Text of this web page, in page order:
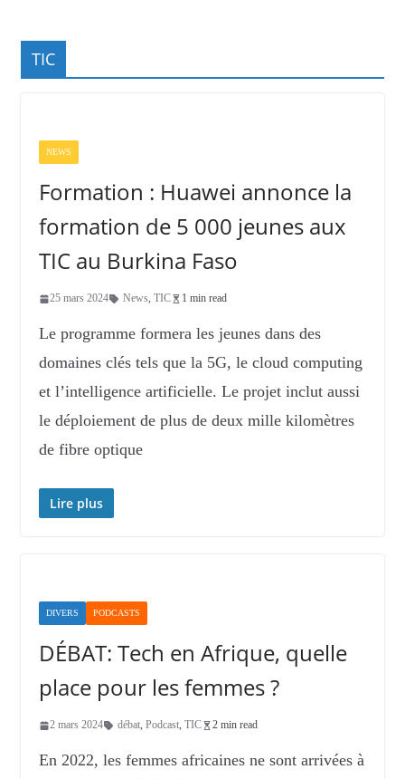
TIC
NEWS
Formation : Huawei annonce la
formation de 5 000 jeunes aux
TIC au Burkina Faso
25 mars 2024 News, TIC 1 min read
Le programme formera les jeunes dans des
domaines clés tels que la 5G, le cloud computing
et l’intelligence artificielle. Le projet inclut aussi
le déploiement de plus de deux mille kilomètres
de fibre optique
Lire plus
DIVERS PODCASTS
DÉBAT: Tech en Afrique, quelle
place pour les femmes ?
2 mars 2024 débat, Podcast, TIC 2 min read
En 2022, les femmes africaines ne sont arrivées à